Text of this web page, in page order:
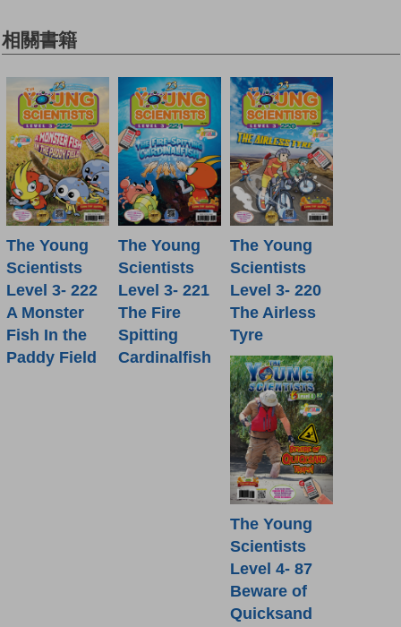
相關書籍
The Young
Scientists
Level 3- 222
A Monster
Fish In the
Paddy Field
The Young
Scientists
Level 3- 221
The Fire
Spitting
Cardinalfish
The Young
Scientists
Level 3- 220
The Airless
Tyre
The Young
Scientists
Level 4- 87
Beware of
Quicksand